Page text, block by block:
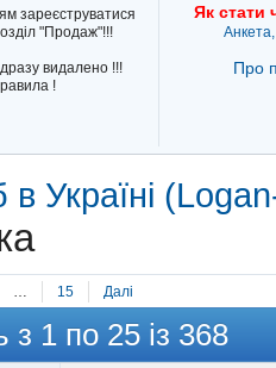
зареєструватися
"Продаж"!!!
видалено !!!
!
Як стати
Про
в Україні
15 Далі
з 1 по 25 із 368